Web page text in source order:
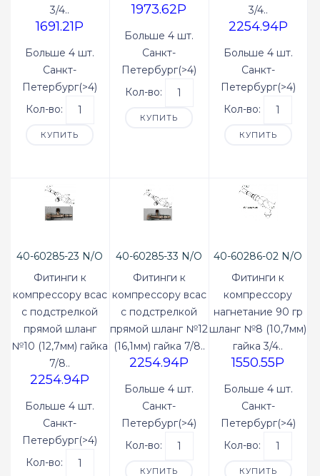
3/4..
1691.21P
Больше 4 шт.
Санкт-
Петербург(>4)
Кол-во:
КУПИТЬ
1973.62P
Больше 4 шт.
Санкт-
Петербург(>4)
Кол-во:
КУПИТЬ
3/4..
2254.94P
Больше 4 шт.
Санкт-
Петербург(>4)
Кол-во:
КУПИТЬ
40-60285-23 N/O
Фитинги к
компрессору всас
с подстрелкой
прямой шланг
№10 (12,7мм) гайка
7/8..
2254.94P
Больше 4 шт.
Санкт-
Петербург(>4)
Кол-во:
40-60285-33 N/O
Фитинги к
компрессору всас
с подстрелкой
прямой шланг №12
(16,1мм) гайка 7/8..
2254.94P
Больше 4 шт.
Санкт-
Петербург(>4)
Кол-во:
КУПИТЬ
40-60286-02 N/O
Фитинги к
компрессору
нагнетание 90 гр
шланг №8 (10,7мм)
гайка 3/4..
1550.55P
Больше 4 шт.
Санкт-
Петербург(>4)
Кол-во:
КУПИТЬ